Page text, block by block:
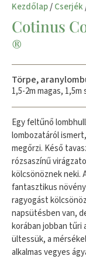
Kezdőlap/Cserjék
Cotinus
®
Törpe,
1,5-2m magas,
Egy feltűnő
lombozatáról
megőrzi. Késő
rózsaszínű
kölcsönöznek neki.
fantasztikus
ragyogást
napsütésben van,
korában jobban tűri
ültessük, a
alkalmas vegyes